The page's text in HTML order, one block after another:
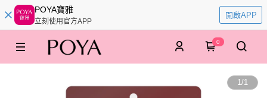
POYA寶雅
立刻使用官方APP
開啟APP
0
1/1